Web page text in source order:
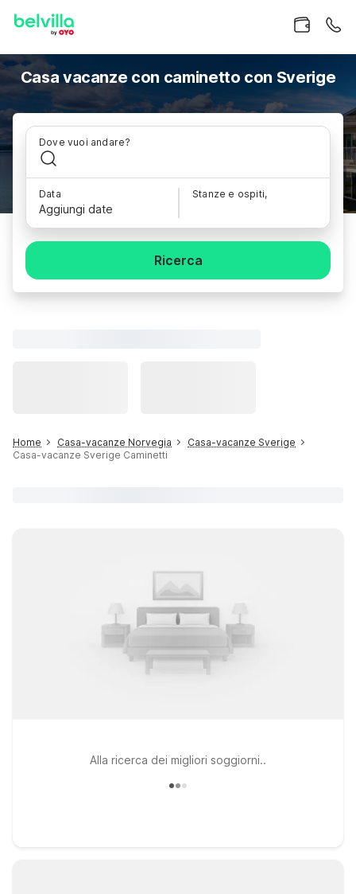
Casa vacanze con caminetto con Sverige
Dove vuoi andare?
Data
Aggiungi date
Stanze e ospiti,
Ricerca
Home Casa-vacanze Norvegia
Casa-vacanze Sverige
Casa-vacanze Sverige Caminetti
Alla ricerca dei migliori soggiorni..